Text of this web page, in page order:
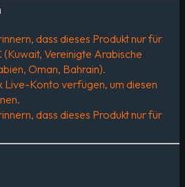
dass dieses Produkt nur für
Vereinigte Arabische
Oman, Bahrain).
Live-Konto verfügen, um diesen
dass dieses Produkt nur für